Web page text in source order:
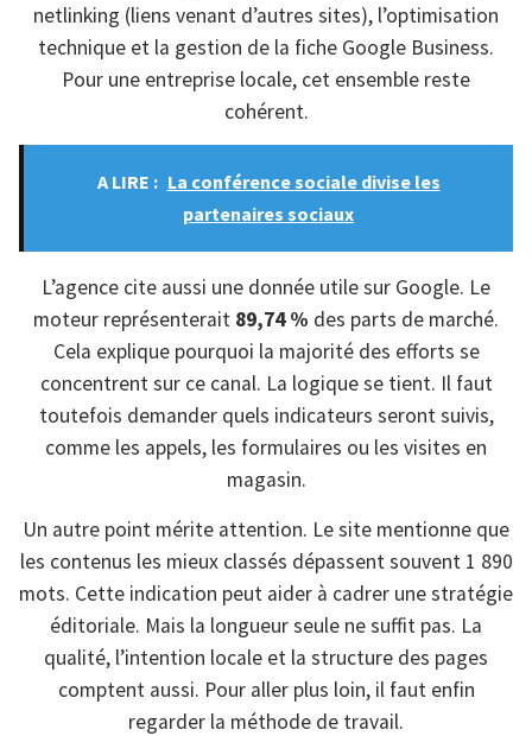
netlinking (liens venant d’autres sites), l’optimisation
technique et la gestion de la fiche Google Business.
Pour une entreprise locale, cet ensemble reste
cohérent.
A LIRE : La conférence sociale divise les
partenaires sociaux
L’agence cite aussi une donnée utile sur Google. Le
moteur représenterait 89,74 % des parts de marché.
Cela explique pourquoi la majorité des efforts se
concentrent sur ce canal. La logique se tient. Il faut
toutefois demander quels indicateurs seront suivis,
comme les appels, les formulaires ou les visites en
magasin.
Un autre point mérite attention. Le site mentionne que
les contenus les mieux classés dépassent souvent 1 890
mots. Cette indication peut aider à cadrer une stratégie
éditoriale. Mais la longueur seule ne suffit pas. La
qualité, l’intention locale et la structure des pages
comptent aussi. Pour aller plus loin, il faut enfin
regarder la méthode de travail.